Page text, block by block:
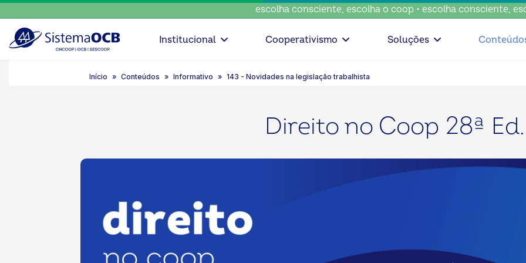
escolha consciente, escolha o coop • escolha consciente,
Institucional Cooperativismo Soluções
Início Conteúdos Informativo 143 - Novidades na legislação trabalhista
Direito no Coop 28ª Ed.